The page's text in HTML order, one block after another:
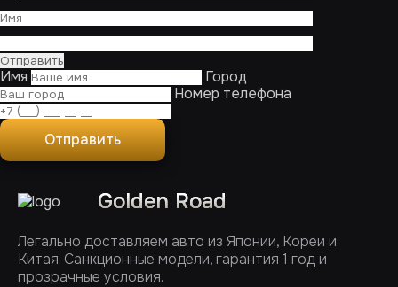
Имя
Город
Номер телефона
Отправить
Golden Road
Легально доставляем авто из Японии, Кореи и
Китая. Санкционные модели, гарантия 1 год и
прозрачные условия.